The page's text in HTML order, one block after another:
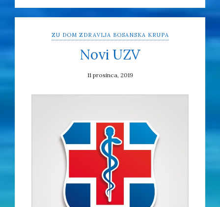
ZU DOM ZDRAVLJA BOSANSKA KRUPA
Novi UZV
11 prosinca, 2019